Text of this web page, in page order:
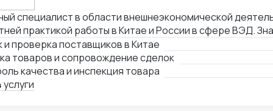
специалист в области внешнеэкономической
практикой работы в Китае и России в сфере ВЭД.
языки на профессиональном уровне, имею
логистике и международных расчетах. Организую
поиск и проверка поставщиков, переговоры,
качества продукции, доставка и оплата
и проверка поставщиков в Китае
товаров и сопровождение сделок
качества и инспекция товара